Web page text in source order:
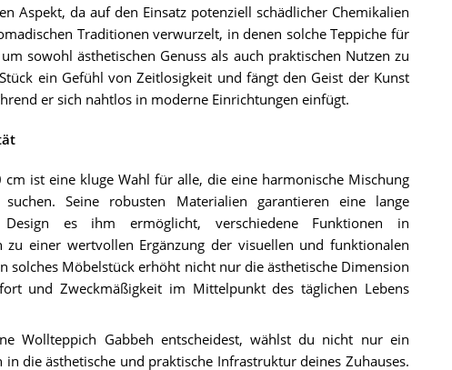
Aspekt, da auf den Einsatz potenziell schädlicher Chemikalien
Traditionen verwurzelt, in denen solche Teppiche für
sowohl ästhetischen Genuss als auch praktischen Nutzen zu
ein Gefühl von Zeitlosigkeit und fängt den Geist der Kunst
er sich nahtlos in moderne Einrichtungen einfügt.
ist eine kluge Wahl für alle, die eine harmonische Mischung
Seine robusten Materialien garantieren eine lange
Design es ihm ermöglicht, verschiedene Funktionen in
einer wertvollen Ergänzung der visuellen und funktionalen
solches Möbelstück erhöht nicht nur die ästhetische Dimension
und Zweckmäßigkeit im Mittelpunkt des täglichen Lebens
Wollteppich Gabbeh entscheidest, wählst du nicht nur ein
die ästhetische und praktische Infrastruktur deines Zuhauses.